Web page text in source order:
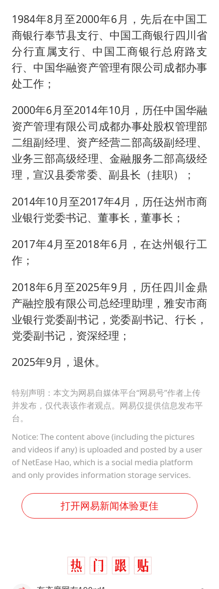
1984年8月至2000年6月，先后在中国工
商银行奉节县支行、中国工商银行四川省
分行直属支行、中国工商银行总府路支
行、中国华融资产管理有限公司成都办事
处工作；
2000年6月至2014年10月，历任中国华融
资产管理有限公司成都办事处股权管理部
二组副经理、资产经营二部高级副经理、
业务三部高级经理、金融服务二部高级经
理，宣汉县委常委、副县长（挂职）；
2014年10月至2017年4月，历任达州市商
业银行党委书记、董事长，董事长；
2017年4月至2018年6月，在达州银行工
作；
2018年6月至2025年9月，历任四川金鼎
产融控股有限公司总经理助理，雅安市商
业银行党委副书记，党委副书记、行长，
党委副书记，资深经理；
2025年9月，退休。
特别声明：本文为网易自媒体平台“网易号”作者上传
并发布，仅代表该作者观点。网易仅提供信息发布平
台。
Notice: The content above (including the pictures
and videos if any) is uploaded and posted by a user
of NetEase Hao, which is a social media platform
and only provides information storage services.
打开网易新闻体验更佳